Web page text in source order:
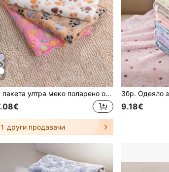
5
4 пакета ултра меко поларено одеяло за котки със сладка шарка на лапи, фланелено одеяло за домашни любимци, което може да се пере в пералня, предлага се в различни цветове и размери за много малки до големи породи
1 други продавачи
9.18€